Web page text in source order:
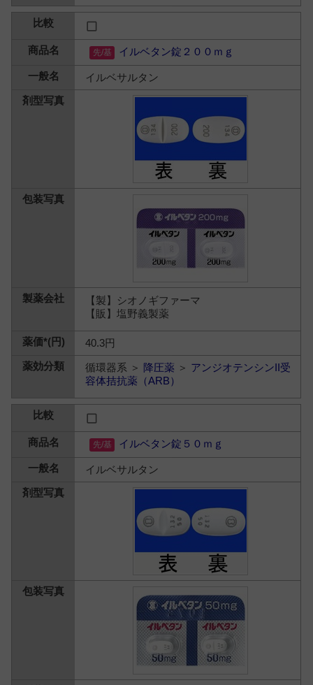
イルベタン錠２００ｍｇ
イルベサルタン
【製】シオノギファーマ
【販】塩野義製薬
40.3円
循環器系 ＞ 降圧薬 ＞ アンジオテンシンII受
容体拮抗薬（ARB）
イルベタン錠５０ｍｇ
イルベサルタン